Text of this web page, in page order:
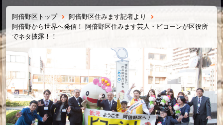
阿倍野区トップ
阿倍野区住みます記者より
阿倍野から世界へ発信！ 阿倍野区住みます芸人・ビコーンが区役所
でネタ披露！！